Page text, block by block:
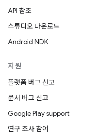
API 참조
스튜디오 다운로드
Android NDK
지원
플랫폼 버그 신고
문서 버그 신고
Google Play support
연구 조사 참여